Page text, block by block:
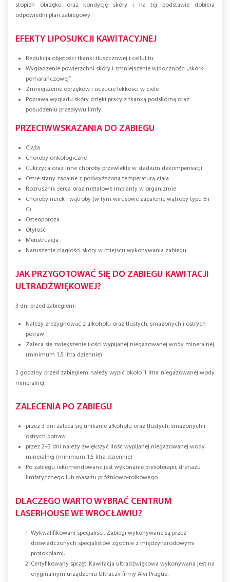
stopień obrzęku oraz kondycję skóry i na tej podstawie dobiera
odpowiedni plan zabiegowy.
EFEKTY LIPOSUKCJI KAWITACYJNEJ
Redukcja objętości tkanki tłuszczowej i cellulitu
Wygładzenie powierzchni skóry i zmniejszenie widoczności „skórki
pomarańczowej”
Zmniejszenie obrzęków i uczucie lekkości w ciele
Poprawa wyglądu skóry dzięki pracy z tkanką podskórną oraz
pobudzeniu przepływu limfy
PRZECIWWSKAZANIA DO ZABIEGU
Ciąża
Choroby onkologiczne
Cukrzyca oraz inne choroby przewlekłe w stadium dekompensacji
Ostre stany zapalne z podwyższoną temperaturą ciała
Rozrusznik serca oraz metalowe implanty w organizmie
Choroby nerek i wątroby (w tym wirusowe zapalenie wątroby typu B i
C)
Osteoporoza
Otyłość
Menstruacja
Naruszenie ciągłości skóry w miejscu wykonywania zabiegu
JAK PRZYGOTOWAĆ SIĘ DO ZABIEGU KAWITACJI
ULTRADŹWIĘKOWEJ?
3 dni przed zabiegiem:
Należy zrezygnować z alkoholu oraz tłustych, smażonych i ostrych
potraw
Zaleca się zwiększenie ilości wypijanej niegazowanej wody mineralnej
(minimum 1,5 litra dziennie)
2 godziny przed zabiegiem należy wypić około 1 litra niegazowanej wody
mineralnej.
ZALECENIA PO ZABIEGU
przez 3 dni zaleca się unikanie alkoholu oraz tłustych, smażonych i
ostrych potraw
przez 2–3 dni należy zwiększyć ilość wypijanej niegazowanej wody
mineralnej (minimum 1,5 litra dziennie)
Po zabiegu rekomendowane jest wykonanie presoterapii, drenażu
limfatycznego lub masażu próżniowo-rolkowego
DLACZEGO WARTO WYBRAĆ CENTRUM
LASERHOUSE WE WROCŁAWIU?
Wykwalifikowani specjaliści. Zabiegi wykonywane są przez
doświadczonych specjalistów zgodnie z międzynarodowymi
protokołami.
Certyfikowany sprzęt. Kawitacja ultradźwiękowa wykonywana jest na
oryginalnym urządzeniu Ultracav firmy Alvi Prague.